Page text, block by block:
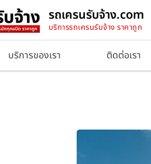
รถเครนรับจ้าง.com
บริการรถเครนรับจ้าง ราคาถูก
บริการของเรา ติดต่อเรา